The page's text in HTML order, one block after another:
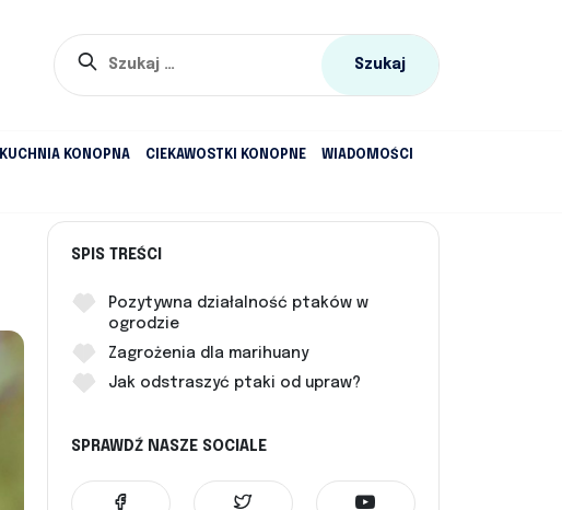
KUCHNIA KONOPNA CIEKAWOSTKI KONOPNE WIADOMOŚCI
SPIS TREŚCI
Pozytywna działalność ptaków w
ogrodzie
Zagrożenia dla marihuany
Jak odstraszyć ptaki od upraw?
SPRAWDŹ NASZE SOCIALE